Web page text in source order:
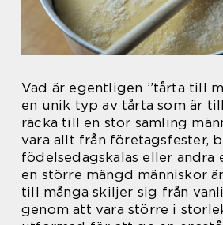
Vad är egentligen ”tårta till
en unik typ av tårta som är
räcka till en stor samling
vara allt från företagsfester,
födelsedagskalas eller andra
en större mängd människor
till många skiljer sig från
genom att vara större i